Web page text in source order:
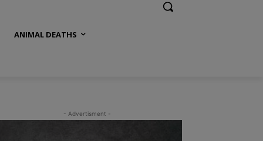
ANIMAL DEATHS
- Advertisment -